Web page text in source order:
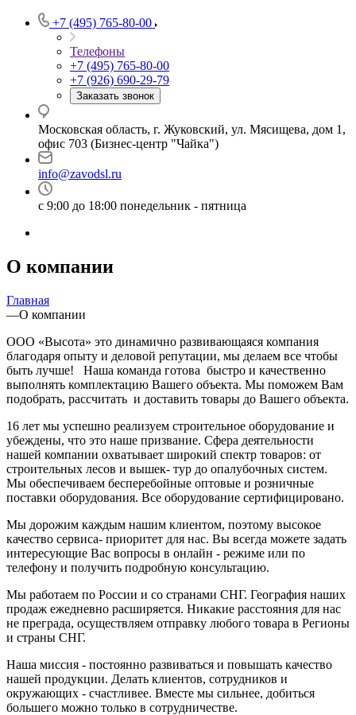
+7 (495) 765-80-00
Телефоны
+7 (495) 765-80-00
+7 (926) 690-29-79
Заказать звонок
Московская область, г. Жуковский, ул. Мясищева, дом 1,
офис 703 (Бизнес-центр "Чайка")
info@zavodsl.ru
с 9:00 до 18:00 понедельник - пятница
О компании
Главная
—О компании
ООО «Высота» это динамично развивающаяся компания
благодаря опыту и деловой репутации, мы делаем все чтобы
быть лучше! Наша команда готова быстро и качественно
выполнять комплектацию Вашего объекта. Мы поможем Вам
подобрать, рассчитать и доставить товары до Вашего объекта.
16 лет мы успешно реализуем строительное оборудование и
убеждены, что это наше призвание. Сфера деятельности
нашей компании охватывает широкий спектр товаров: от
строительных лесов и вышек- тур до опалубочных систем.
Мы обеспечиваем бесперебойные оптовые и розничные
поставки оборудования. Все оборудование сертифицировано.
Мы дорожим каждым нашим клиентом, поэтому высокое
качество сервиса- приоритет для нас. Вы всегда можете задать
интересующие Вас вопросы в онлайн - режиме или по
телефону и получить подробную консультацию.
Мы работаем по России и со странами СНГ. География наших
продаж ежедневно расширяется. Никакие расстояния для нас
не преграда, осуществляем отправку любого товара в Регионы
и страны СНГ.
Наша миссия - постоянно развиваться и повышать качество
нашей продукции. Делать клиентов, сотрудников и
окружающих - счастливее. Вместе мы сильнее, добиться
большего можно только в сотрудничестве.